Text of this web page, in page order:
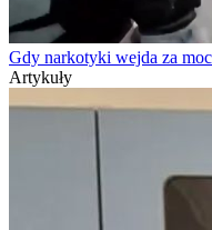
Gdy narkotyki wejda za
Artykuły